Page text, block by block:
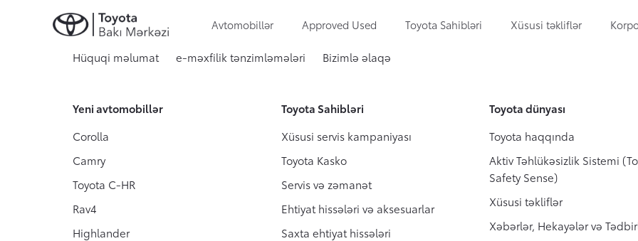
Avtomobillər Approved Used Toyota Sahibləri
Xüsusi servis kampaniyası
Toyota Kasko
Zəmanət
Orijinal ehtiyat hissələri
Saxta ehtiyat hissələri
Xüsusi təkliflər
Ümumi mülkiyyət dəyəri
Toyota Hibriddən soruşun
Hüquqi məlumat e-məxfilik tənzimləmələri Bizimlə əlaqə
Yeni avtomobillər
Corolla
Camry
Toyota C-HR
Rav4
Highlander
Toyota Sahibləri
Xüsusi servis kampaniyası
Toyota Kasko
Servis və zəmanət
Ehtiyat hissələri və aksesuarlar
Saxta ehtiyat hissələri
Toyota dünyası
Toyota haqqında
Aktiv Təhlükəsizlik Sistemi
Safety Sense)
Xüsusi təkliflər
Xəbərlər, Hekayələr və